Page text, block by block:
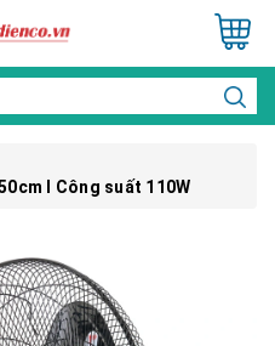
I Công suất 110W